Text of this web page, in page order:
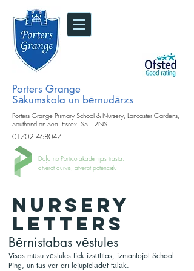
Porters Grange
Sākumskola un bērnudārzs
Porters Grange Primary School & Nursery, Lancaster Gardens,
Southend on Sea, Essex, SS1 2NS
01702 468047
Daļa no Portico akadēmijas trasta.
atverot durvis, atverot potenciālu
NURSERY
LETTERS
Bērnistabas vēstules
Visas mūsu vēstules tiek izsūtītas, izmantojot School
Ping, un tās var arī lejupielādēt tālāk.